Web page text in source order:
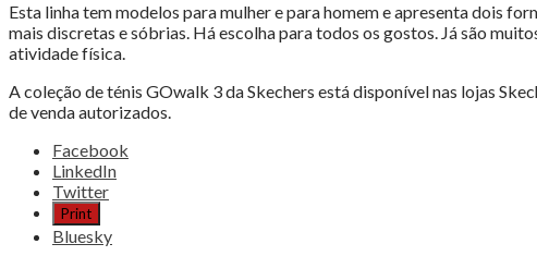
Esta linha tem modelos para mulher e para homem e apresenta dois
mais discretas e sóbrias. Há escolha para todos os gostos. Já são
atividade física.
A coleção de ténis GOwalk 3 da Skechers está disponível nas lojas
de venda autorizados.
Share
post
"Skechers
Gowalk
Facebook
LinkedIn
Twitter
Print
Bluesky